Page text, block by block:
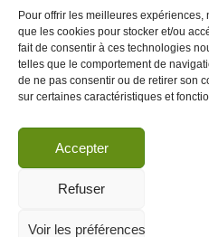
Pour offrir les meilleures
que les cookies pour stocker et/ou
fait de consentir à ces technologies
telles que le comportement de
de ne pas consentir ou de retirer son
sur certaines caractéristiques et
Accepter
Refuser
Voir les préférences